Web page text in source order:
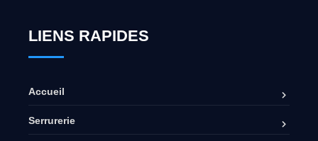
LIENS RAPIDES
Accueil
Serrurerie